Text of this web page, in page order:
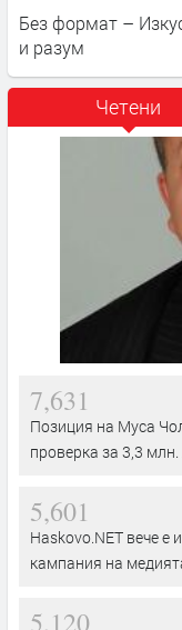
Без формат –
и разум
Четени
7,631
Позиция на Муса
проверка за 3,3
5,601
Haskovo.NET вече е
кампания на
5,120